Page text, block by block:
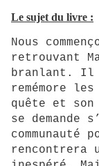
Le sujet du livre :
Nous
retrouvant
branlant. Il
remémore
quête et
se
rencontrera